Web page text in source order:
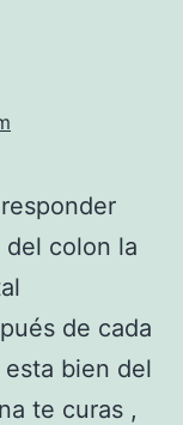
del colon la
de cada
bien del
te curas ,